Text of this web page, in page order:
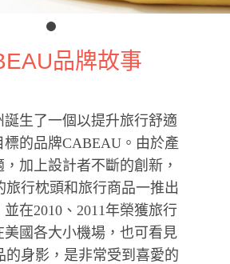
品牌故事
誕生了一個以提升旅行舒適
標的品牌CABEAU。由於產
加上設計者不斷的創新，
旅行枕頭和旅行商品一推出
在2010、2011年榮獲旅行
美國各大小機場，也可看見
的身影，是非常受到喜愛的